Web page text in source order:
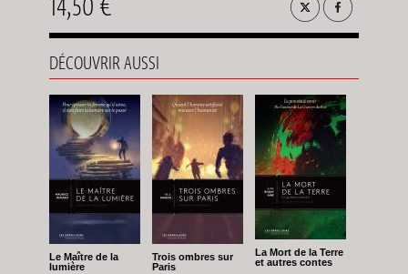
DÉCOUVRIR AUSSI
Le Maître de la
lumière
Trois ombres sur
Paris
La Mort de la Terre
et autres contes